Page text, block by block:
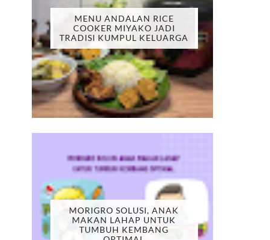
MENU ANDALAN RICE
COOKER MIYAKO JADI
TRADISI KUMPUL KELUARGA
MORIGRO SOLUSI, ANAK
MAKAN LAHAP UNTUK
TUMBUH KEMBANG